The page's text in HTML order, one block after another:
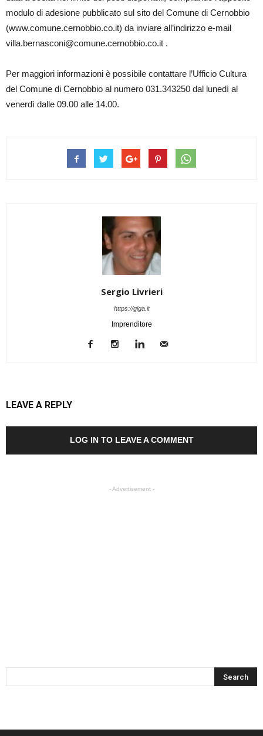
modulo di adesione pubblicato sul sito del Comune di Cernobbio
(www.comune.cernobbio.co.it) da inviare all’indirizzo e-mail
villa.bernasconi@comune.cernobbio.co.it .
Per maggiori informazioni è possibile contattare l’Ufficio Cultura
del Comune di Cernobbio al numero 031.343250 dal lunedì al
venerdì dalle 09.00 alle 14.00.
Sergio Livrieri
https://giga.it
Imprenditore
LEAVE A REPLY
LOG IN TO LEAVE A COMMENT
- Advertisement -